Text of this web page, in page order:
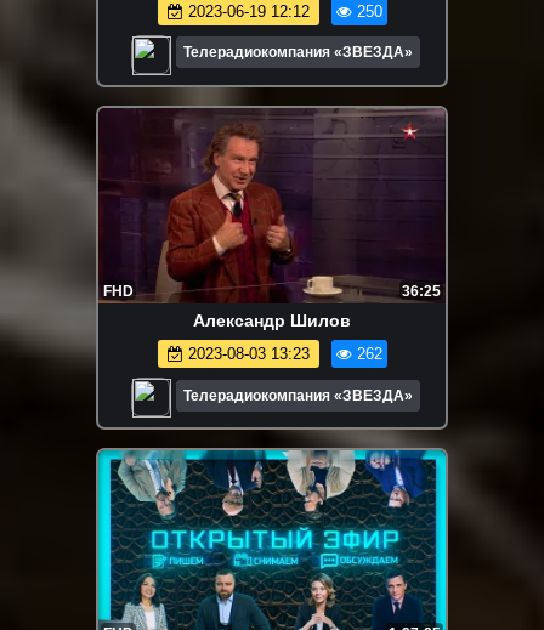
2023-06-19 12:12 250
Телерадиокомпания «ЗВЕЗДА»
FHD 36:25
Александр Шилов
2023-08-03 13:23 262
Телерадиокомпания «ЗВЕЗДА»